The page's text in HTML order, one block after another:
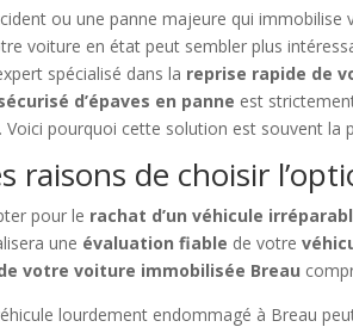
ou une panne majeure qui
voiture en état peut sembler plus
spécialisé dans la reprise rapide de
d’épaves en panne est
Voici pourquoi cette solution est souvent
raisons de choisir
pour le rachat d’un véhicule
une évaluation fiable de votre
votre voiture immobilisée Breau
lourdement endommagé à Breau